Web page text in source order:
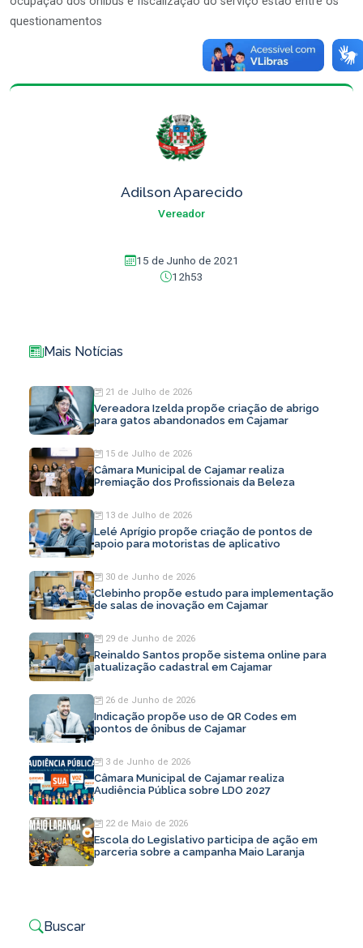
questionamentos
Adilson Aparecido
Vereador
15 de Junho de 2021
12h53
Mais Notícias
21 de Julho de 2026
Vereadora Izelda propõe criação de abrigo
para gatos abandonados em Cajamar
15 de Julho de 2026
Câmara Municipal de Cajamar realiza
Premiação dos Profissionais da Beleza
13 de Julho de 2026
Lelé Aprígio propõe criação de pontos de
apoio para motoristas de aplicativo
30 de Junho de 2026
Clebinho propõe estudo para implementação
de salas de inovação em Cajamar
29 de Junho de 2026
Reinaldo Santos propõe sistema online para
atualização cadastral em Cajamar
26 de Junho de 2026
Indicação propõe uso de QR Codes em
pontos de ônibus de Cajamar
3 de Junho de 2026
Câmara Municipal de Cajamar realiza
Audiência Pública sobre LDO 2027
22 de Maio de 2026
Escola do Legislativo participa de ação em
parceria sobre a campanha Maio Laranja
Buscar